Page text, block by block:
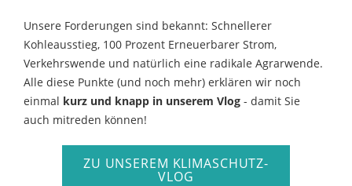
Unsere Forderungen sind bekannt: Schnellerer
Kohleausstieg, 100 Prozent Erneuerbarer Strom,
Verkehrswende und natürlich eine radikale Agrarwende.
Alle diese Punkte (und noch mehr) erklären wir noch
einmal kurz und knapp in unserem Vlog - damit Sie
auch mitreden können!
ZU UNSEREM KLIMASCHUTZ-
VLOG